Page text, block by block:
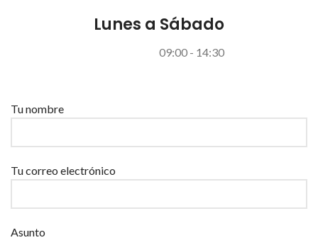
Lunes a Sábado
09:00 - 14:30
Tu nombre
Tu correo electrónico
Asunto